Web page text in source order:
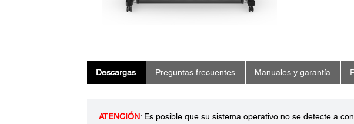
Descargas Preguntas frecuentes Manuales y garantía
ATENCIÓN: Es posible que su sistema operativo no se detecte a